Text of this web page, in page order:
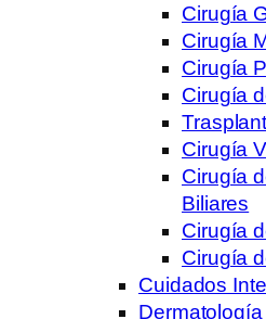
Cirugía
Cirugía
Cirugía
Cirugía
Cirugía
Cirugía
Biliares
Cirugía
Cirugía
Cuidados
Dermatología